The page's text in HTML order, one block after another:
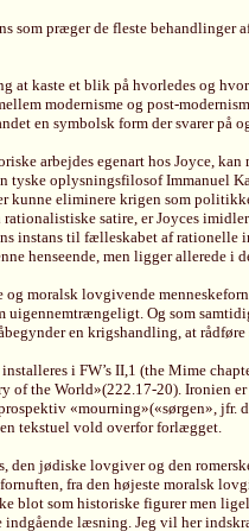
som præger de fleste
at kaste et blik på hvorledes og
modernisme og post-
en symbolsk form der svarer
arbejdes egenart hos Joyce,
tyske oplysningsfilosof Immanuel
kunne eliminere krigen som
satire, er Joyces
instans til fælleskabet af rationelle
henseende, men ligger allerede
moralsk lovgivende
uigennemtrængeligt. Og som
en krigshandling, at
i FW’s II,1 (the Mime
of the World»(222.17-20).
«mourning»(«sørgen»,
tekstuel vold overfor forlægget.
den jødiske lovgiver og den
fra den højeste moralsk
blot som historiske figurer men
indgående læsning. Jeg vil her